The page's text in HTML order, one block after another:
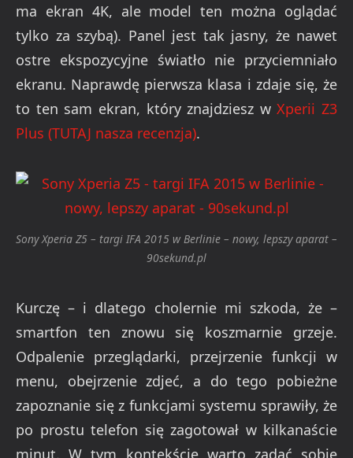
ma ekran 4K, ale model ten można oglądać
tylko za szybą). Panel jest tak jasny, że nawet
ostre ekspozycyjne światło nie przyciemniało
ekranu. Naprawdę pierwsza klasa i zdaje się, że
to ten sam ekran, który znajdziesz wXperii Z3
Plus (TUTAJ nasza recenzja).
Sony Xperia Z5 – targi IFA 2015 w Berlinie – nowy, lepszy aparat –
90sekund.pl
Kurczę – i dlatego cholernie mi szkoda, że –
smartfon ten znowu się koszmarnie grzeje.
Odpalenie przeglądarki, przejrzenie funkcji w
menu, obejrzenie zdjeć, a do tego pobieżne
zapoznanie się z funkcjami systemu sprawiły, że
po prostu telefon się zagotował w kilkanaście
minut. W tym kontekście warto zadać sobie